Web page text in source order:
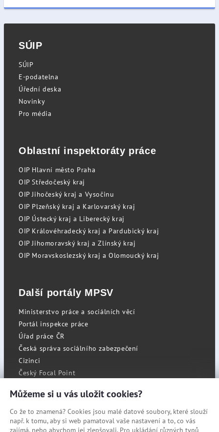
SÚIP
SÚIP
E-podatelna
Úřední deska
Novinky
Pro média
Oblastní inspektoráty práce
OIP Hlavní město Praha
OIP Středočeský kraj
OIP Jihočeský kraj a Vysočinu
OIP Plzeňský kraj a Karlovarský kraj
OIP Ústecký kraj a Liberecký kraj
OIP Královéhradecký kraj a Pardubický kraj
OIP Jihomoravský kraj a Zlínský kraj
OIP Moravskoslezský kraj a Olomoucký kraj
Další portály MPSV
Ministerstvo práce a sociálních věcí
Portál inspekce práce
Úřad práce ČR
Česká správa sociálního zabezpečení
Cizinci
Český Focal Point
RSS
Cookies
Můžeme si u vás uložit cookies?
Co že to znamená? Cookies jsou malé datové soubory, které slouží
např. k tomu, aby si web pamatoval vaše nastavení a to, co vás
zajímá, nebo abychom jej zlepšovali. Pro ukládání různých typů